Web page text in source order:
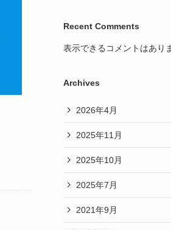
Recent Comments
表示できるコメントはあり
Archives
2026年4月
2025年11月
2025年10月
2025年7月
2021年9月